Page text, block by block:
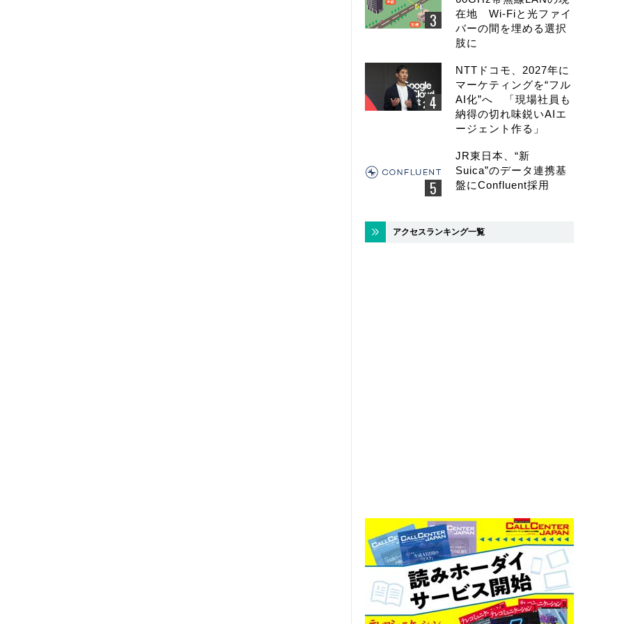
在地 Wi-Fiと光ファイ
バーの間を埋める選択
肢に
NTTドコモ、2027年に
マーケティングを“フル
AI化”へ 「現場社員も
納得の切れ味鋭いAIエ
ージェント作る」
JR東日本、“新
Suica”のデータ連携基
盤にConfluent採用
アクセスランキング一覧